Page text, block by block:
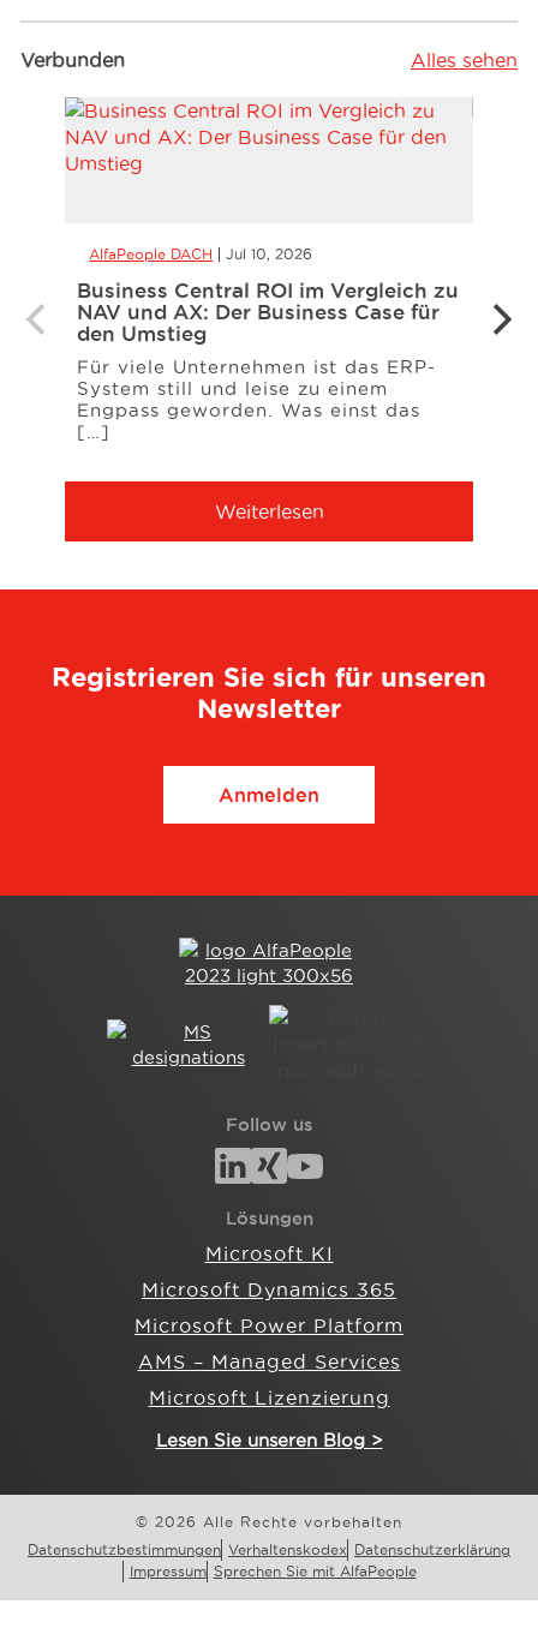
Verbunden Alles sehen
AlfaPeople DACH Jul 10, 2026
Business Central ROI im Vergleich zu
NAV und AX: Der Business Case für
den Umstieg
Für viele Unternehmen ist das ERP-
System still und leise zu einem
Engpass geworden. Was einst das
[…]
Weiterlesen
–
Registrieren Sie sich für unseren
Newsletter
Anmelden
Follow us
Lösungen
Microsoft KI
Microsoft Dynamics 365
Microsoft Power Platform
AMS – Managed Services
Microsoft Lizenzierung
Lesen Sie unseren Blog >
© 2026 Alle Rechte vorbehalten
Datenschutzbestimmungen Verhaltenskodex
Datenschutzerklärung
Impressum Sprechen Sie mit AlfaPeople